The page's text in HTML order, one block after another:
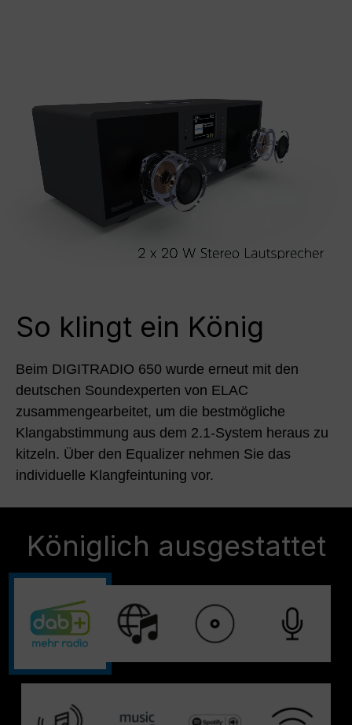
So klingt ein König
Beim DIGITRADIO 650 wurde erneut mit den
deutschen Soundexperten von ELAC
zusammengearbeitet, um die bestmögliche
Klangabstimmung aus dem 2.1-System heraus zu
kitzeln. Über den Equalizer nehmen Sie das
individuelle Klangfeintuning vor.
Königlich ausgestattet